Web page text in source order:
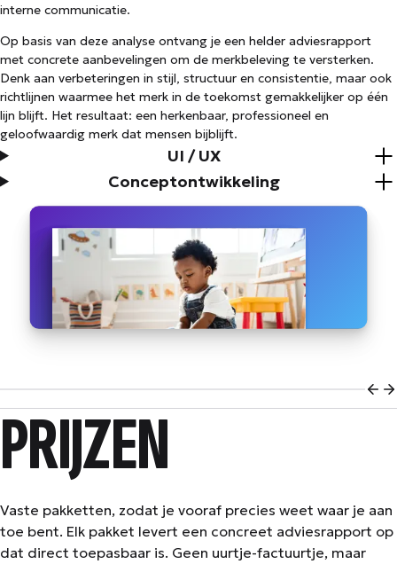
interne communicatie.
Op basis van deze analyse ontvang je een helder adviesrapport
met concrete aanbevelingen om de merkbeleving te versterken.
Denk aan verbeteringen in stijl, structuur en consistentie, maar ook
richtlijnen waarmee het merk in de toekomst gemakkelijker op één
lijn blijft. Het resultaat: een herkenbaar, professioneel en
geloofwaardig merk dat mensen bijblijft.
UI / UX
Conceptontwikkeling
Projecten
CONCEPTONTWIKKELING
Observatiesoftware voor
pedagogisch medewerkers
PRIJZEN
Vaste pakketten, zodat je vooraf precies weet waar je aan
toe bent. Elk pakket levert een concreet adviesrapport op
dat direct toepasbaar is. Geen uurtje-factuurtje, maar